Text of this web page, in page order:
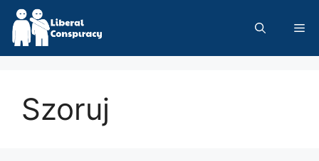
Skip
content
Szoruj